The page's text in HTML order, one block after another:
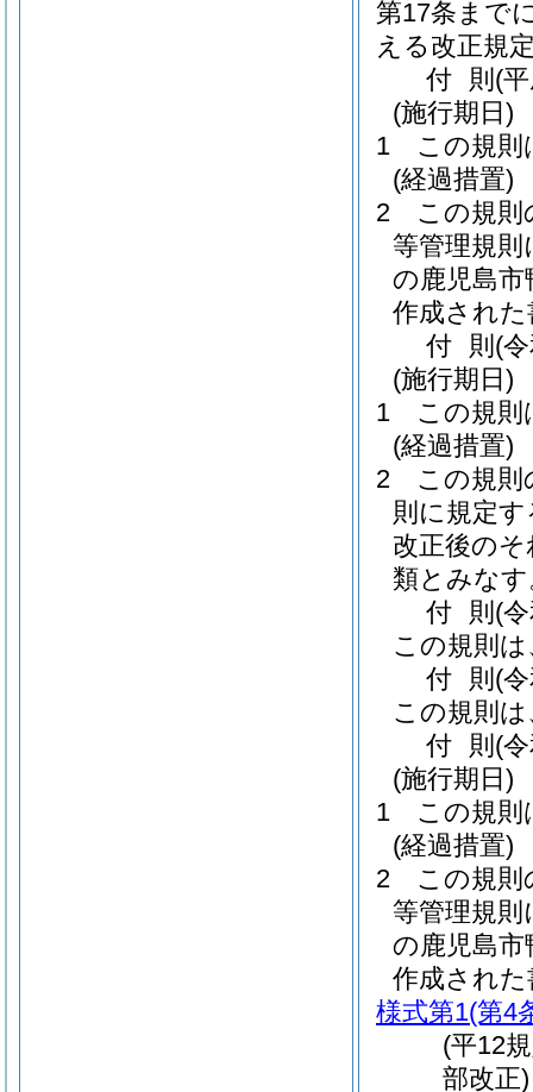
第17条まで
える改正規
付 則 (
(施行期日)
1
この規則
(経過措置)
2
この規則
等管理規
の鹿児島
作成され
付 則 (
(施行期日)
1
この規則
(経過措置)
2
この規
則に規定
改正後の
類とみなす
付 則 (
この規則
付 則 (
この規則
付 則 (
(施行期日)
1
この規則
(経過措置)
2
この規則
等管理規
の鹿児島
作成され
様式第1(第4
(平12
部改正)